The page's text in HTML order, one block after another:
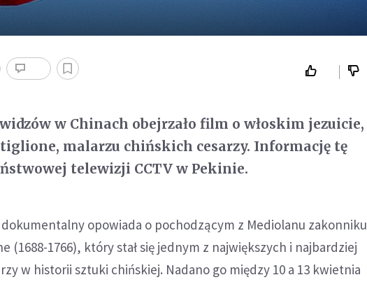
w Chinach obejrzało film o włoskim jezuicie,
malarzu chińskich cesarzy. Informację tę
telewizji CCTV w Pekinie.
opowiada o pochodzącym z Mediolanu zakonniku
(1688-1766), który stał się jednym z największych i najbardziej
w historii sztuki chińskiej. Nadano go między 10 a 13 kwietnia